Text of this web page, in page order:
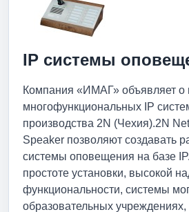
IP системы
Компания «ИМАГ» объявляет о
многофункциональных IP
производства 2N (Чехия).2N
Speaker позволяют создавать
системы оповещения на базе
простоте установки, высокой
функциональности, системы
образовательных учреждениях,